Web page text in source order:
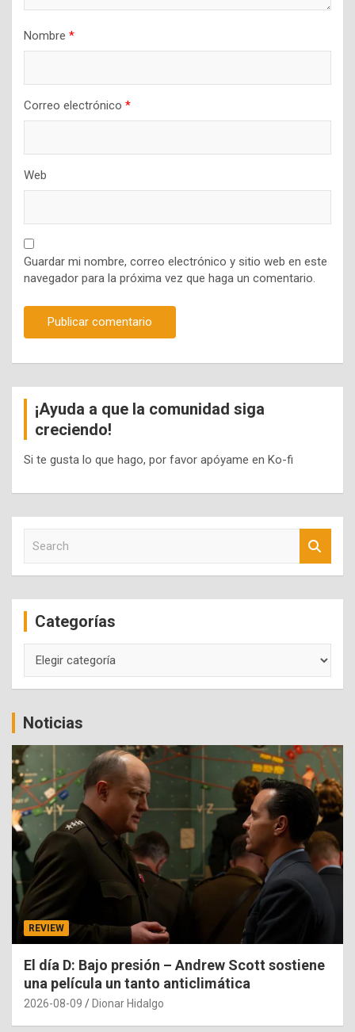
Nombre *
Correo electrónico *
Web
Guardar mi nombre, correo electrónico y sitio web en este
navegador para la próxima vez que haga un comentario.
¡Ayuda a que la comunidad siga
creciendo!
Si te gusta lo que hago, por favor apóyame en Ko-fi
c
Categorías
Noticias
REVIEW
El día D: Bajo presión – Andrew Scott sostiene
una película un tanto anticlimática
2026-08-09 Dionar Hidalgo